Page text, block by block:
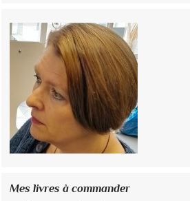
Mes livres à commander